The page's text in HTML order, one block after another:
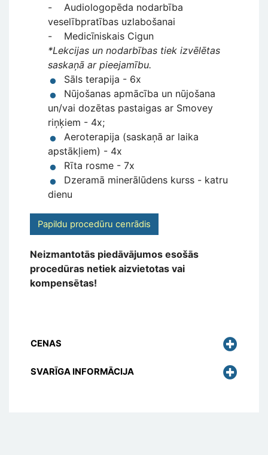
- Audiologopēda nodarbība
veselībpratības uzlabošanai
- Medicīniskais Cigun
*Lekcijas un nodarbības tiek izvēlētas
saskaņā ar pieejamību.
Sāls terapija - 6x
Nūjošanas apmācība un nūjošana
un/vai dozētas pastaigas ar Smovey
riņķiem - 4x;
Aeroterapija (saskaņā ar laika
apstākļiem) - 4x
Rīta rosme - 7x
Dzeramā minerālūdens kurss - katru
dienu
Papildu procedūru cenrādis
Neizmantotās piedāvājumos esošās
procedūras netiek aizvietotas vai
kompensētas!
CENAS
SVARĪGA INFORMĀCIJA